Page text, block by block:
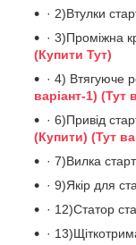
· 2)Втулки
· 3)Проміжна
(Купити Тут)
· 4) Втягуюче
варіант-1) (Тут
· 6)Привід
(Купити) (Тут
· 7)Вилка
· 9)Якір для
· 12)Статор
·